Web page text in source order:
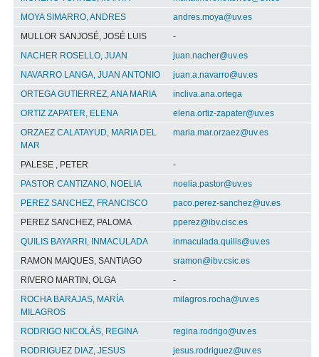
MOYA SIMARRO, ANDRES
andres.moya@uv.es
MULLOR SANJOSÉ, JOSÉ LUIS
-
NACHER ROSELLO, JUAN
juan.nacher@uv.es
NAVARRO LANGA, JUAN ANTONIO
juan.a.navarro@uv.es
ORTEGA GUTIERREZ, ANA MARIA
incliva.ana.ortega
ORTIZ ZAPATER, ELENA
elena.ortiz-zapater@uv.es
ORZAEZ CALATAYUD, MARIA DEL
MAR
maria.mar.orzaez@uv.es
PALESE , PETER
-
PASTOR CANTIZANO, NOELIA
noelia.pastor@uv.es
PEREZ SANCHEZ, FRANCISCO
paco.perez-sanchez@uv.es
PEREZ SANCHEZ, PALOMA
pperez@ibv.cisc.es
QUILIS BAYARRI, INMACULADA
inmaculada.quilis@uv.es
RAMON MAIQUES, SANTIAGO
sramon@ibv.csic.es
RIVERO MARTIN, OLGA
-
ROCHA BARAJAS, MARÍA
MILAGROS
milagros.rocha@uv.es
RODRIGO NICOLÁS, REGINA
regina.rodrigo@uv.es
RODRIGUEZ DIAZ, JESUS
jesus.rodriguez@uv.es